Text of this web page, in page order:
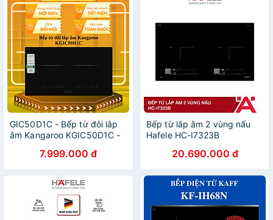
GIC50D1C - Bếp từ đôi lắp
âm Kangaroo KGIC50D1C -
7.999.000 đ
Bếp từ lắp âm 2 vùng nấu
Hafele HC-I7323B
20.690.000 đ